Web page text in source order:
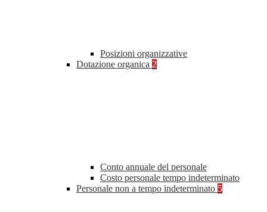
Posizioni organizzative
Dotazione organica 2
Conto annuale del personale
Costo personale tempo indeterminato
Personale non a tempo indeterminato 5